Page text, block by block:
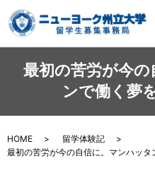
最初の苦労が今
ンで働く夢
HOME
留学体験記
最初の苦労が今の自信に。マンハッ